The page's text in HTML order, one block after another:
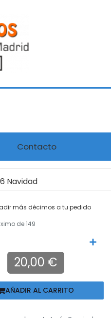
Contacto
Navidad
más décimos a tu pedido
de 149
20,00 €
AÑADIR AL CARRITO